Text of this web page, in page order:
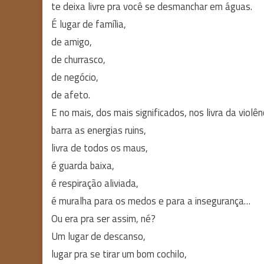
te deixa livre pra você se desmanchar em águas.
É lugar de família,
de amigo,
de churrasco,
de negócio,
de afeto.
E no mais, dos mais significados, nos livra da
barra as energias ruins,
livra de todos os maus,
é guarda baixa,
é respiração aliviada,
é muralha para os medos e para a insegurança…
Ou era pra ser assim, né?
Um lugar de descanso,
lugar pra se tirar um bom cochilo,